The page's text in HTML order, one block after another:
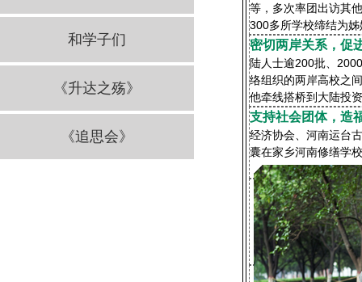
和学子们
《升达之殇》
《追思会》
等，多次率团出访其
300多所学校缔结为
密切两岸关系，促
陆人士逾200批、
络组织的两岸高校之
他牵线搭桥到大陆投
支持社会团体，造
经济协会、河南运台
囊在家乡河南修缮